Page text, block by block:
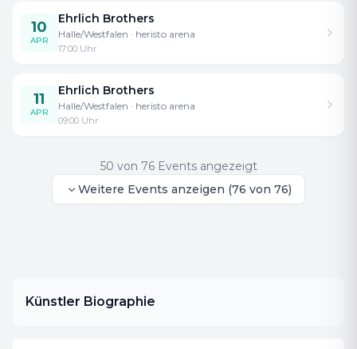
10
APR
Ehrlich Brothers
Halle/Westfalen · heristo arena
17:00 Uhr
11
APR
Ehrlich Brothers
Halle/Westfalen · heristo arena
09:00 Uhr
50 von 76 Events angezeigt
Weitere Events anzeigen (76 von 76)
Künstler Biographie